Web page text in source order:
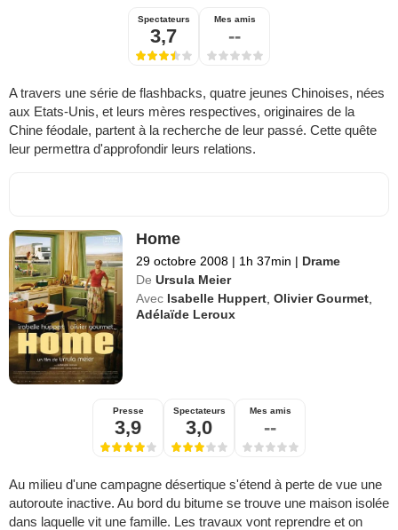
Spectateurs
3,7
Mes amis
--
A travers une série de flashbacks, quatre jeunes Chinoises, nées
aux Etats-Unis, et leurs mères respectives, originaires de la
Chine féodale, partent à la recherche de leur passé. Cette quête
leur permettra d'approfondir leurs relations.
Home
29 octobre 2008 | 1h 37min | Drame
De Ursula Meier
Avec Isabelle Huppert ,Olivier Gourmet
Adélaïde Leroux
Presse
3,9
Spectateurs
3,0
Mes amis
--
Au milieu d'une campagne désertique s'étend à perte de vue une
autoroute inactive. Au bord du bitume se trouve une maison isolée
dans laquelle vit une famille. Les travaux vont reprendre et on